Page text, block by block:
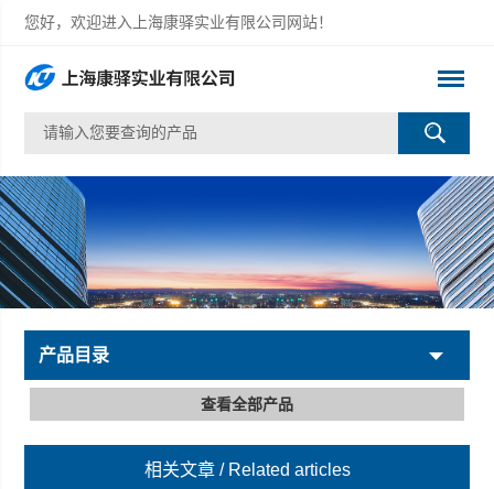
您好，欢迎进入上海康驿实业有限公司网站！
产品目录
查看全部产品
相关文章 / Related articles